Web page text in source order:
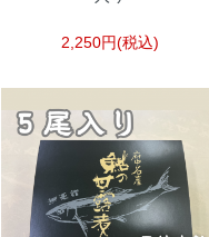
2,250円(税込)